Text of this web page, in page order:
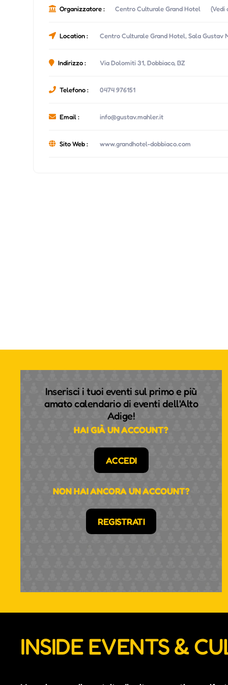
Organizzatore : Centro Culturale Grand Hotel (Vedi
Location : Centro Culturale Grand Hotel, Sala Gustav
Indirizzo : Via Dolomiti 31, Dobbiaco, BZ
Telefono : 0474 976151
Email : info@gustav.mahler.it
Sito Web : www.grandhotel-dobbiaco.com
Inserisci i tuoi eventi sul primo e più
amato calendario di eventi dell'Alto
Adige!
HAI GIÀ UN ACCOUNT?
ACCEDI
NON HAI ANCORA UN ACCOUNT?
REGISTRATI
INSIDE EVENTS &